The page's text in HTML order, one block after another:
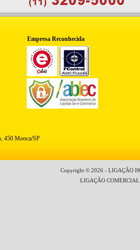
Empresa Reconhecida
450 Mooca/SP
Copyright © 2026 - LIGAÇÃO
LIGAÇÃO